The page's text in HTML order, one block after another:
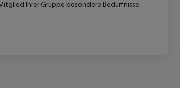
Ihrer Gruppe besondere Bedürfnisse